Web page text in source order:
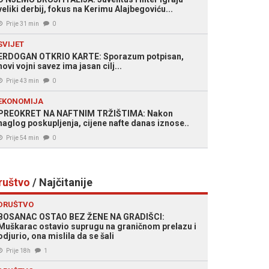
derbij, fokus na Kerimu Alajbegoviću...
Prije 31 min 0
OTKRIO KARTE: Sporazum potpisan,
vojni savez ima jasan cilj...
Prije 43 min 0
NA NAFTNIM TRŽIŠTIMA: Nakon
poskupljenja, cijene nafte danas iznose..
Prije 54 min 0
/ Najčitanije
OSTAO BEZ ŽENE NA GRADIŠCI:
ostavio suprugu na graničnom prelazu i
ona mislila da se šali
Prije 18h 1